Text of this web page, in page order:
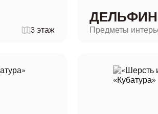
3 этаж Предметы